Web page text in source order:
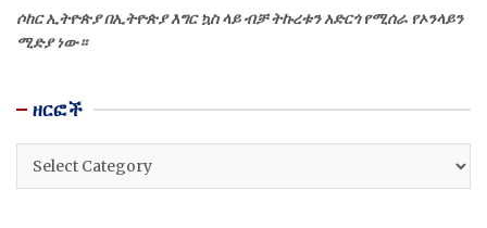
ሶከር ኢትዮጵያ በኢትዮጵያ እግር ኳስ ላይ ብቻ ትኩረቱን አድርጎ የሚሰራ የኦንላይን
ሚድያ ነው።
ዘርፎች
ዘርፎች